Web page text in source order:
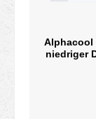
Alphacool
niedriger